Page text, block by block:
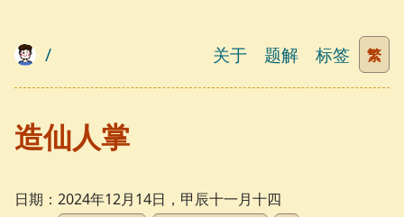
/ 关于 题解 标签 繁
造仙人掌
日期： 2024年12月14日，甲辰十一月十四